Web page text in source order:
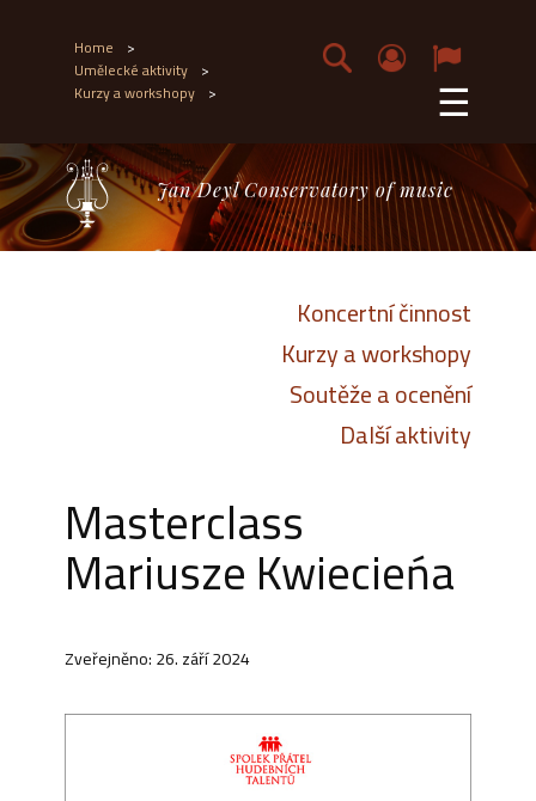
Home >
Umělecké aktivity >
Kurzy a workshopy > ☰
Jan Deyl Conservatory of music
Koncertní činnost
Kurzy a workshopy
Soutěže a ocenění
Další aktivity
Masterclass
Mariusze Kwiecieńa
Zveřejněno: 26. září 2024